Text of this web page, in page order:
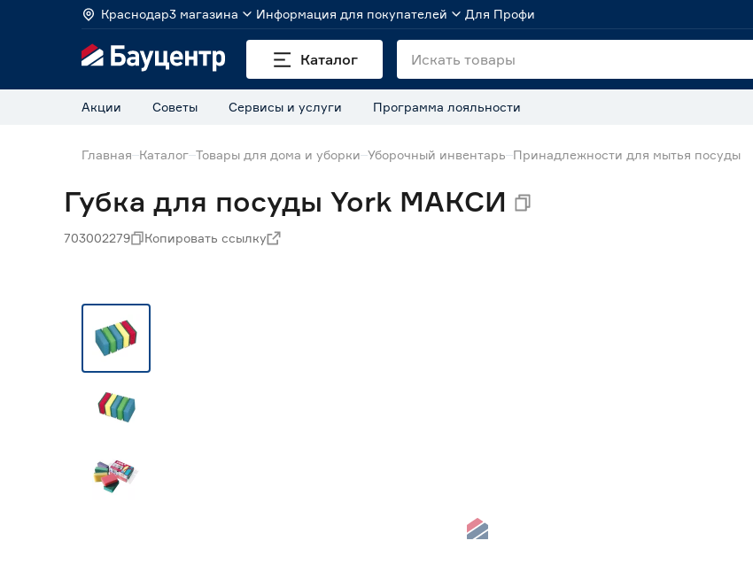
Краснодар3 магазина Информация для покупателей Для Профи
Каталог
Акции Советы Сервисы и услуги Программа лояльности
Главная Каталог Товары для дома и уборки Уборочный инвентарь Принадлежности для мытья посуды
Губка для посуды York МАКСИ
703002279 Копировать ссылку